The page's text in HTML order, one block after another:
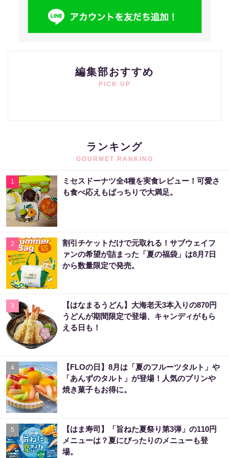
編集部おすすめ
PICK UP
ランキング
GOURMET RANKING
1
ミセスドーナツ全4種を実食レビュー！可愛さ
も食べ応えもばっちりで大満足。
2
割引チケットだけで元取れる！サブウェイフ
ァンの希望が詰まった「夏の福袋」は8月7日
から数量限定で発売。
3
【はなまるうどん】大海老天3本入りの870円
うどんが期間限定で登場、キャンディがもら
える日も！
4
【FLOの日】8月は「夏のフルーツタルト」や
「あんずのタルト」が登場！人気のプリンや
焼き菓子もお得に。
5
【はま寿司】「旨ねた夏祭り第3弾」の110円
メニューは？夏にぴったりのメニューも登
場。